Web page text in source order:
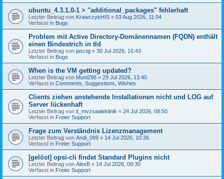
ubuntu_4.3.1.0-1 > "additional_packages" fehlerhaft
Letzter Beitrag von KrawczykHIS « 03 Aug 2026, 11:04
Verfasst in Bugs
Problem mit Active Directory-Domänennamen (FQDN) enthält
einen Bindestrich in tld
Letzter Beitrag von jasctg « 30 Jul 2026, 16:43
Verfasst in Bugs
When is the VM getting updated?
Letzter Beitrag von Muni298 « 29 Jul 2026, 13:40
Verfasst in Comments, Suggestions, Wishes
Clients ziehen anstehende Installationen nicht und LOG auf
Server lückenhaft
Letzter Beitrag von it_mvzsaaleklinik « 24 Jul 2026, 08:50
Verfasst in Freier Support
Frage zum Verständnis Lizenzmanagement
Letzter Beitrag von Andi_089 « 14 Jul 2026, 10:26
Verfasst in Freier Support
[gelöst] opsi-cli findet Standard Plugins nicht
Letzter Beitrag von AlexB « 14 Jul 2026, 09:30
Verfasst in Freier Support